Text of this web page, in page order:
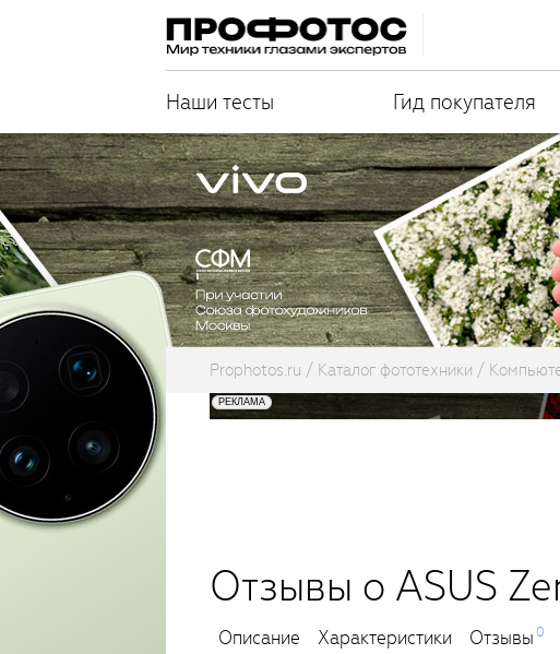
Наши тесты Гид покупателя
Prophotos.ru Каталог фототехники
Отзывы о ASUS
Описание Характеристики Отзывы0